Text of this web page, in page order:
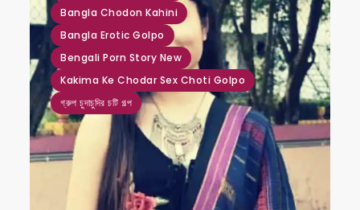
Bangla Chodon Kahini
Bangla Erotic Golpo
Bengali Porn Story New
Kakima Ke Chodar Sex Choti Golpo
গ্রুপ চুদাচুদির চটি গল্প